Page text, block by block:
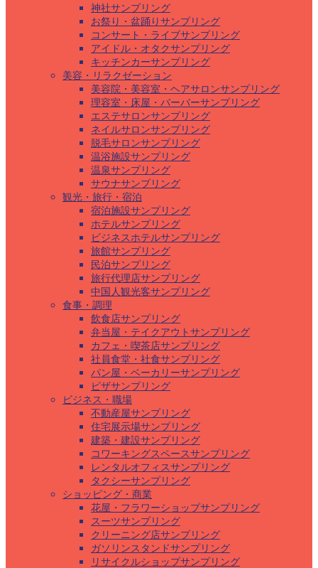
神社サンプリング
お祭り・盆踊りサンプリング
コンサート・ライブサンプリング
アイドル・オタクサンプリング
キッチンカーサンプリング
美容・リラクゼーション
美容院・美容室・ヘアサロンサンプリング
理容室・床屋・バーバーサンプリング
エステサロンサンプリング
ネイルサロンサンプリング
脱毛サロンサンプリング
温浴施設サンプリング
温泉サンプリング
サウナサンプリング
観光・旅行・宿泊
宿泊施設サンプリング
ホテルサンプリング
ビジネスホテルサンプリング
旅館サンプリング
民泊サンプリング
旅行代理店サンプリング
中国人観光客サンプリング
食事・調理
飲食店サンプリング
弁当屋・テイクアウトサンプリング
カフェ・喫茶店サンプリング
社員食堂・社食サンプリング
パン屋・ベーカリーサンプリング
ピザサンプリング
ビジネス・職場
不動産屋サンプリング
住宅展示場サンプリング
建築・建設サンプリング
コワーキングスペースサンプリング
レンタルオフィスサンプリング
タクシーサンプリング
ショッピング・商業
花屋・フラワーショップサンプリング
スーツサンプリング
クリーニング店サンプリング
ガソリンスタンドサンプリング
リサイクルショップサンプリング